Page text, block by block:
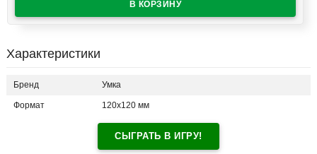
Характеристики
Бренд Умка
Формат 120х120 мм
СЫГРАТЬ В ИГРУ!